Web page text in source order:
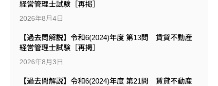
経営管理士試験［再掲］
2026年8月4日
【過去問解説】令和6(2024)年度 第13問 賃貸不動産
経営管理士試験［再掲］
2026年8月3日
【過去問解説】令和6(2024)年度 第21問 賃貸不動産